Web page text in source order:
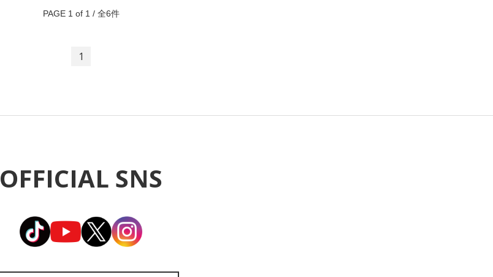
PAGE 1 of 1 / 全6件
1
OFFICIAL SNS